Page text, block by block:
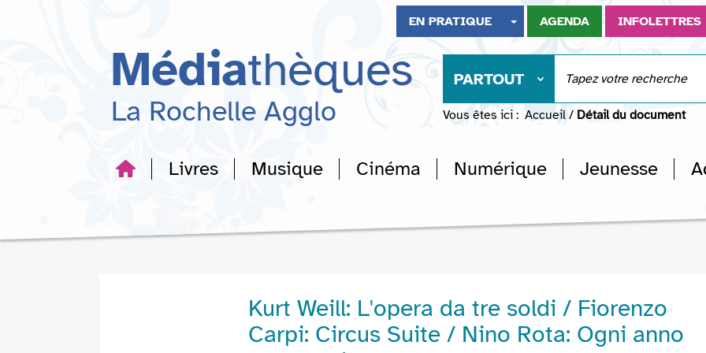
recherche
EN PRATIQUE AGENDA INFOLETTRES
Médiathèques
La Rochelle Agglo
PARTOUT
Vous êtes ici : Accueil / Détail du document
Livres Musique Cinéma Numérique Jeunesse
Kurt Weill: L'opera da tre soldi / Fiorenzo
Carpi: Circus Suite / Nino Rota: Ogni anno